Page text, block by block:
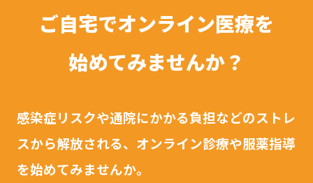
ご自宅でオンライン医療を
始めてみませんか？
感染症リスクや通院にかかる負担などのストレ
スから解放される、オンライン診療や服薬指導
を始めてみませんか。